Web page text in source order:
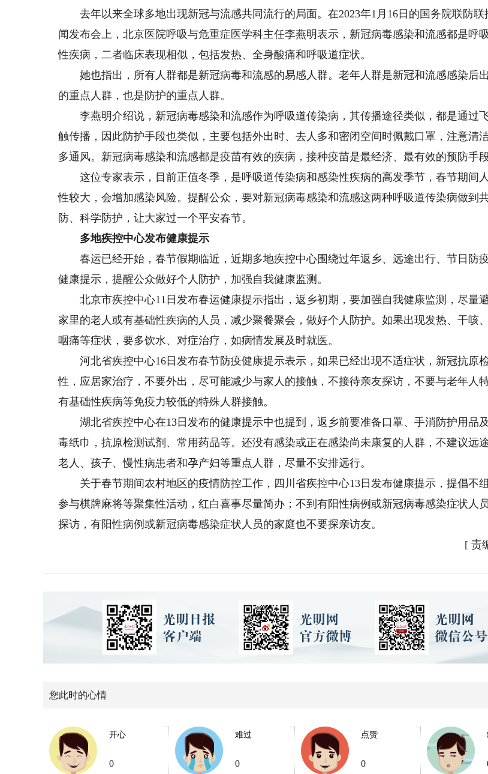
去年以来全球多地出现新冠与流感共同流行的局面。在2023年1月16日的国务院联防联
闻发布会上，北京医院呼吸与危重症医学科主任李燕明表示，新冠病毒感染和流感都是呼
性疾病，二者临床表现相似，包括发热、全身酸痛和呼吸道症状。
她也指出，所有人群都是新冠病毒和流感的易感人群。老年人群是新冠和流感感染后
的重点人群，也是防护的重点人群。
李燕明介绍说，新冠病毒感染和流感作为呼吸道传染病，其传播途径类似，都是通过
触传播，因此防护手段也类似，主要包括外出时、去人多和密闭空间时佩戴口罩，注意清洁
多通风。新冠病毒感染和流感都是疫苗有效的疾病，接种疫苗是最经济、最有效的预防手段
这位专家表示，目前正值冬季，是呼吸道传染病和感染性疾病的高发季节，春节期间
性较大，会增加感染风险。提醒公众，要对新冠病毒感染和流感这两种呼吸道传染病做到
防、科学防护，让大家过一个平安春节。
多地疾控中心发布健康提示
春运已经开始，春节假期临近，近期多地疾控中心围绕过年返乡、远途出行、节日防
健康提示，提醒公众做好个人防护，加强自我健康监测。
北京市疾控中心11日发布春运健康提示指出，返乡初期，要加强自我健康监测，尽量
家里的老人或有基础性疾病的人员，减少聚餐聚会，做好个人防护。如果出现发热、干咳、
咽痛等症状，要多饮水、对症治疗，如病情发展及时就医。
河北省疾控中心16日发布春节防疫健康提示表示，如果已经出现不适症状，新冠抗原
性，应居家治疗，不要外出，尽可能减少与家人的接触，不接待亲友探访，不要与老年人
有基础性疾病等免疫力较低的特殊人群接触。
湖北省疾控中心在13日发布的健康提示中也提到，返乡前要准备口罩、手消防护用品
毒纸巾，抗原检测试剂、常用药品等。还没有感染或正在感染尚未康复的人群，不建议远途
老人、孩子、慢性病患者和孕产妇等重点人群，尽量不安排远行。
关于春节期间农村地区的疫情防控工作，四川省疾控中心13日发布健康提示，提倡不
参与棋牌麻将等聚集性活动，红白喜事尽量简办；不到有阳性病例或新冠病毒感染症状人
探访，有阳性病例或新冠病毒感染症状人员的家庭也不要探亲访友。
[ 责
您此时的心情
开心
0
难过
0
点赞
0